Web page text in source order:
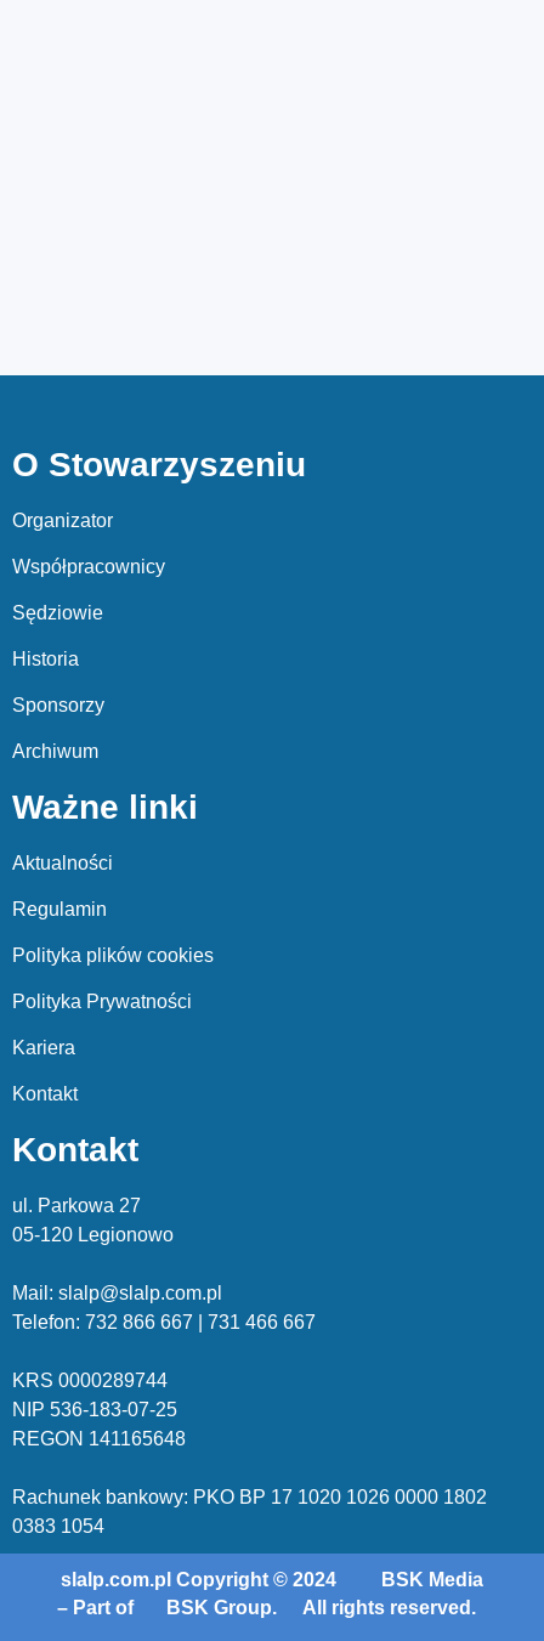
O Stowarzyszeniu
Organizator
Współpracownicy
Sędziowie
Historia
Sponsorzy
Archiwum
Ważne linki
Aktualności
Regulamin
Polityka plików cookies
Polityka Prywatności
Kariera
Kontakt
Kontakt
ul. Parkowa 27
05-120 Legionowo
Mail: slalp@slalp.com.pl
Telefon: 732 866 667 | 731 466 667
KRS 0000289744
NIP 536-183-07-25
REGON 141165648
Rachunek bankowy: PKO BP 17 1020 1026 0000 1802
0383 1054
slalp.com.pl Copyright © 2024
BSK Media
– Part of
BSK Group. All rights reserved.